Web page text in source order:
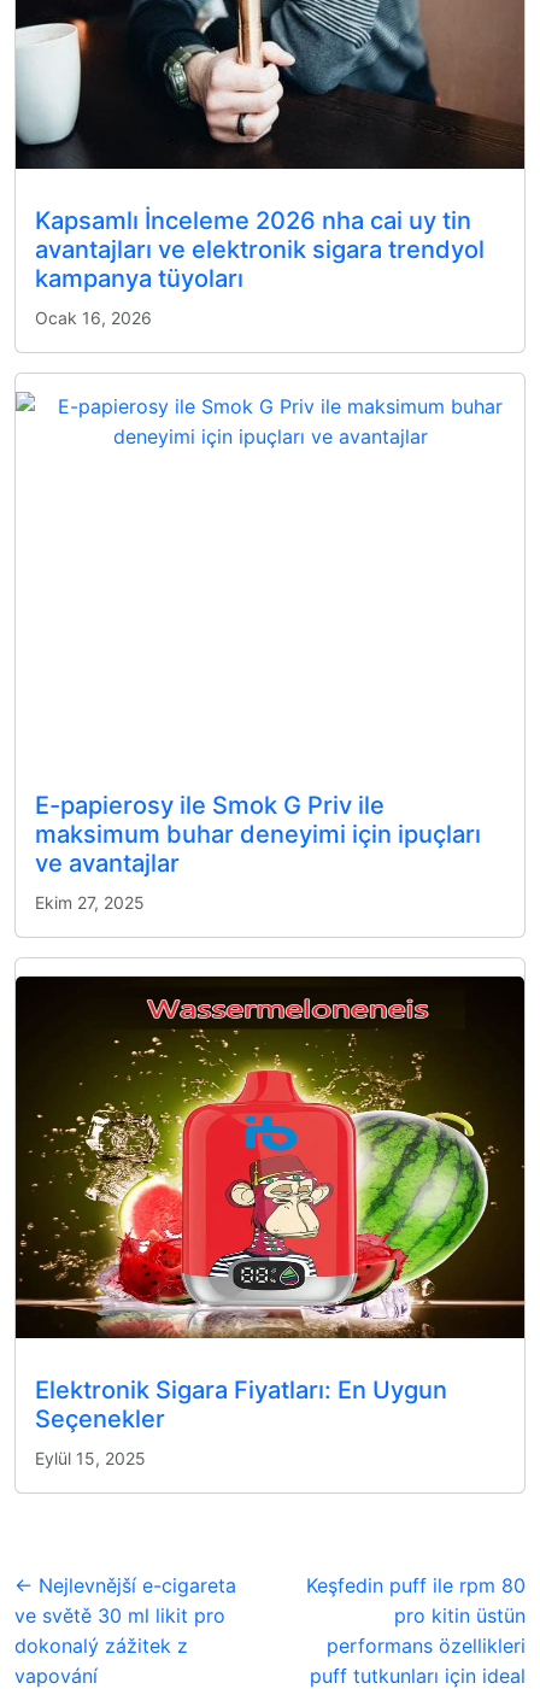
Kapsamlı İnceleme 2026 nha cai uy tin
avantajları ve elektronik sigara trendyol
kampanya tüyoları
Ocak 16, 2026
E-papierosy ile Smok G Priv ile
maksimum buhar deneyimi için ipuçları
ve avantajlar
Ekim 27, 2025
Elektronik Sigara Fiyatları: En Uygun
Seçenekler
Eylül 15, 2025
← Nejlevnější e-cigareta
ve světě 30 ml likit pro
dokonalý zážitek z
vapování
Keşfedin puff ile rpm 80
pro kitin üstün
performans özellikleri
puff tutkunları için ideal